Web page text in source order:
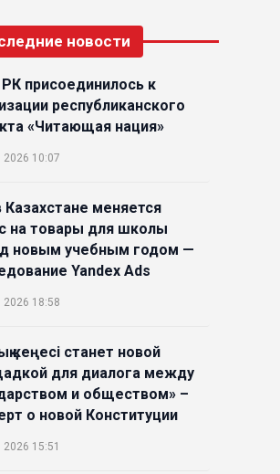
новости
присоединилось к
республиканского
«Читающая нация»
2026 10:07
Казахстане меняется
на товары для школы
новым учебным годом —
Yandex Ads
2026 18:58
кеңесі станет новой
для диалога между
и обществом» –
о новой Конституции
2026 15:51